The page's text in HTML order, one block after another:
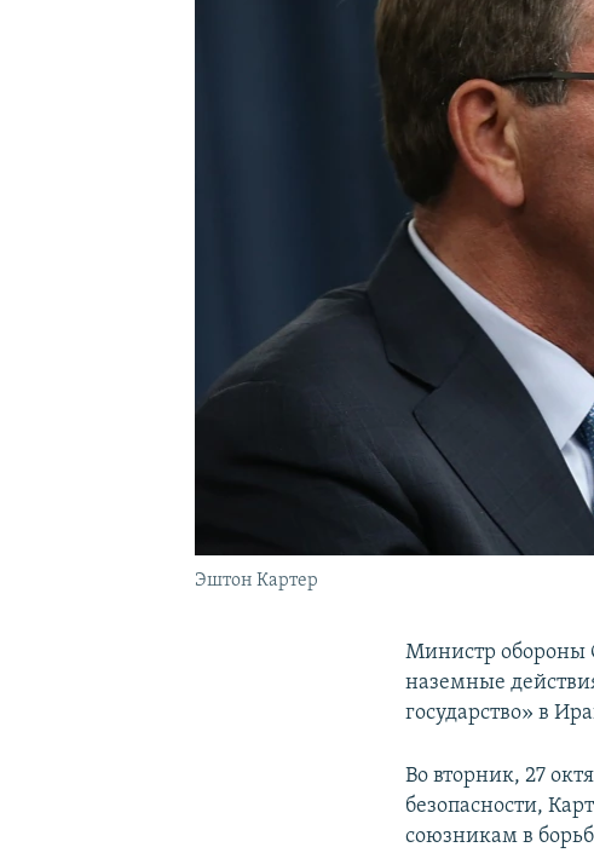
Эштон Картер
Министр обороны
наземные
государство» в
Во вторник, 27
безопасности,
союзникам в